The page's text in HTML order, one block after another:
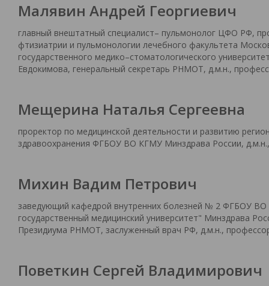
Малявин Андрей Георгиевич
главный внештатный специалист– пульмонолог ЦФО РФ,
фтизиатрии и пульмонологии лечебного факультета
государственного медико–стоматологического
Евдокимова, генеральный секретарь РНМОТ, д.м.н.,
Мещерина Наталья Сергеевна
проректор по медицинской деятельности и развитию
здравоохранения ФГБОУ ВО КГМУ Минздрава России, д.м.н.,
Михин Вадим Петрович
заведующий кафедрой внутренних болезней № 2 ФГБОУ ВО
государственный медицинский университет" Минздрава
Президиума РНМОТ, заслуженный врач РФ, д.м.н.,
Поветкин Сергей Владимирович